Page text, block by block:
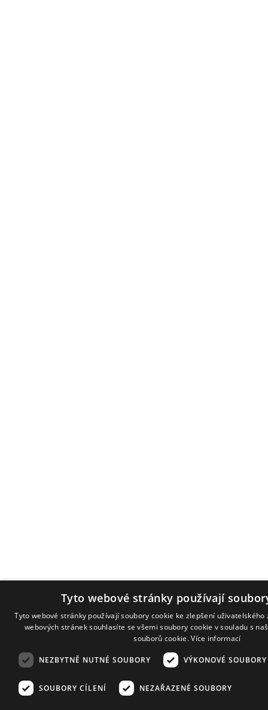
Tyto webové stránky používají
Tyto webové stránky používají soubory cookie ke zlepšení uživatelského
webových stránek souhlasíte se všemi soubory cookie v souladu s
souborů cookie.Více informací
NEZBYTNĚ NUTNÉ SOUBORY VÝKONOVÉ SOUBORY
SOUBORY CÍLENÍ NEZAŘAZENÉ SOUBORY